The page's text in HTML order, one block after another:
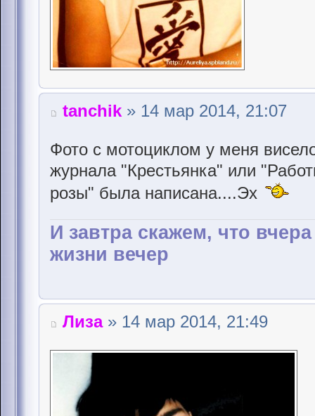
tanchik » 14 мар 2014, 21:07
Фото с мотоциклом у меня
журнала "Крестьянка" или
розы" была написана....Эх
И завтра скажем, что
жизни вечер
Лиза» 14 мар 2014, 21:49